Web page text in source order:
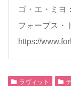
ゴ・エ・ミヨ
フォーブス・
https://
ラヴィット